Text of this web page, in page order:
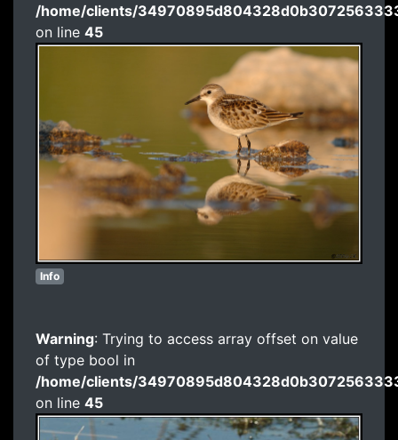
/home/clients/
on line 45
Info
Warning: Trying to access array offset on value
of type bool in
/home/clients/
on line 45